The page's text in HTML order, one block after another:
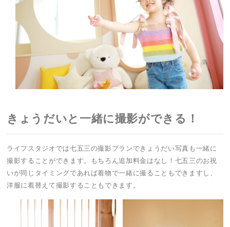
きょうだいと一緒に撮影ができる！
ライフスタジオでは七五三の撮影プランできょうだい写真も一緒に
撮影することができます。もちろん追加料金はなし！七五三のお祝
いが同じタイミングであれば着物で一緒に撮ることもできますし、
洋服に着替えて撮影することもできます。